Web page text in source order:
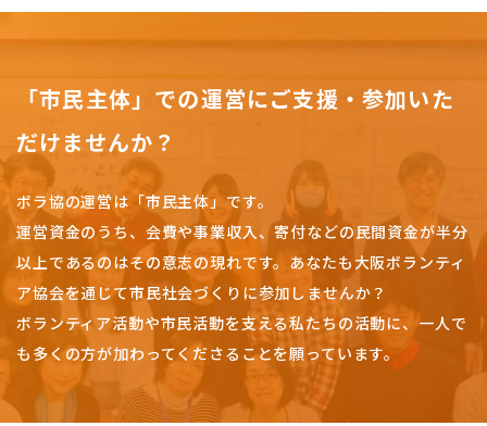
「市民主体」での運営にご支援・参加いた
だけませんか？
ボラ協の運営は「市民主体」です。
運営資金のうち、会費や事業収入、寄付などの民間資金が半分
以上であるのはその意志の現れです。 あなたも大阪ボランティ
ア協会を通じて市民社会づくりに参加しませんか？
ボランティア活動や市民活動を支える私たちの活動に、一人で
も多くの方が加わってくださることを願っています。